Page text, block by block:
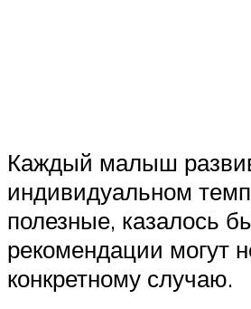
Каждый малыш
индивидуальном
полезные, казалось
рекомендации могут
конкретному случаю.